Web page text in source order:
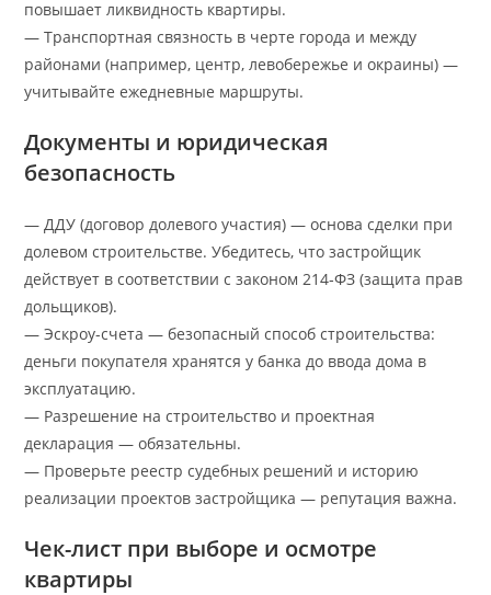
повышает ликвидность квартиры.
— Транспортная связность в черте города и между
районами (например, центр, левобережье и окраины) —
учитывайте ежедневные маршруты.
Документы и юридическая
безопасность
— ДДУ (договор долевого участия) — основа сделки при
долевом строительстве. Убедитесь, что застройщик
действует в соответствии с законом 214‑ФЗ (защита прав
дольщиков).
— Эскроу-счета — безопасный способ строительства:
деньги покупателя хранятся у банка до ввода дома в
эксплуатацию.
— Разрешение на строительство и проектная
декларация — обязательны.
— Проверьте реестр судебных решений и историю
реализации проектов застройщика — репутация важна.
Чек-лист при выборе и осмотре
квартиры